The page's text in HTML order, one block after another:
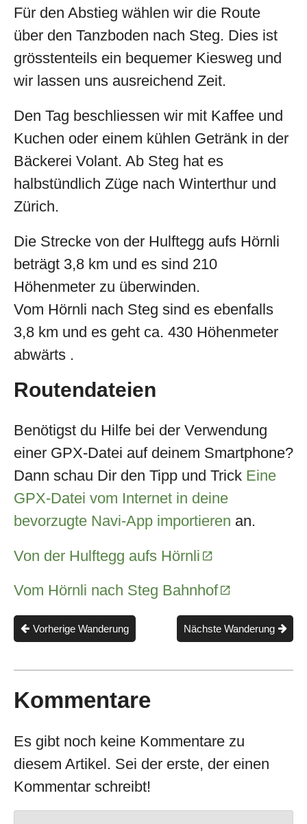
Für den Abstieg wählen wir die Route
über den Tanzboden nach Steg. Dies ist
grösstenteils ein bequemer Kiesweg und
wir lassen uns ausreichend Zeit.
Den Tag beschliessen wir mit Kaffee und
Kuchen oder einem kühlen Getränk in der
Bäckerei Volant. Ab Steg hat es
halbstündlich Züge nach Winterthur und
Zürich.
Die Strecke von der Hulftegg aufs Hörnli
beträgt 3,8 km und es sind 210
Höhenmeter zu überwinden.
Vom Hörnli nach Steg sind es ebenfalls
3,8 km und es geht ca. 430 Höhenmeter
abwärts .
Routendateien
Benötigst du Hilfe bei der Verwendung
einer GPX-Datei auf deinem Smartphone?
Dann schau Dir den Tipp und Trick Eine
GPX-Datei vom Internet in deine
bevorzugte Navi-App importieren an.
Von der Hulftegg aufs Hörnli
Vom Hörnli nach Steg Bahnhof
Nächste Wanderung
Vorherige Wanderung
Kommentare
Es gibt noch keine Kommentare zu
diesem Artikel. Sei der erste, der einen
Kommentar schreibt!